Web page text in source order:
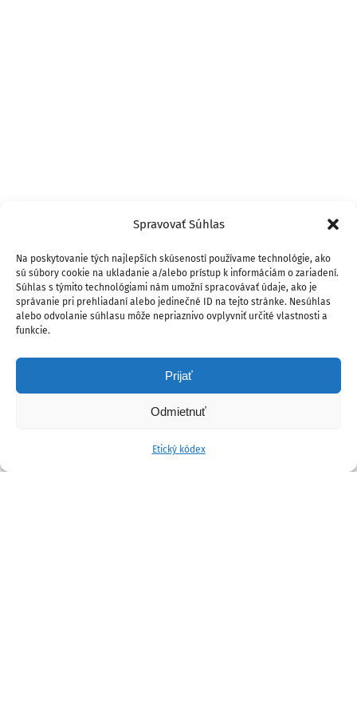
Spravovať Súhlas
Na poskytovanie tých najlepších skúseností používame technológie, ako
sú súbory cookie na ukladanie a/alebo prístup k informáciám o zariadení.
Súhlas s týmito technológiami nám umožní spracovávať údaje, ako je
správanie pri prehliadaní alebo jedinečné ID na tejto stránke. Nesúhlas
alebo odvolanie súhlasu môže nepriaznivo ovplyvniť určité vlastnosti a
funkcie.
Prijať
Odmietnuť
Etický kódex